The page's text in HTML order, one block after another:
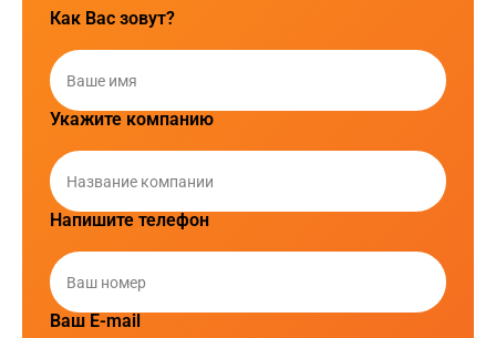
Как Вас зовут?
Укажите компанию
Напишите телефон
Ваш E-mail